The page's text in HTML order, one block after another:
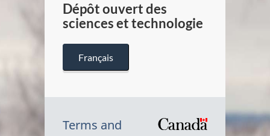
Dépôt ouvert des
sciences et technologie
Français
Terms and